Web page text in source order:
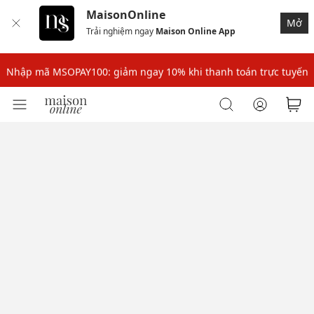
MaisonOnline
Trải nghiệm ngay Maison Online App
Mở
Nhập mã: MSOXINCHAO - Giảm 10% đơn đầu cho thành viên mới!
Nhập mã MSOPAY100: giảm ngay 10% khi thanh toán trực tuyến
Nhập mã: MSOXINCHAO - Giảm 10% đơn đầu cho thành viên mới!